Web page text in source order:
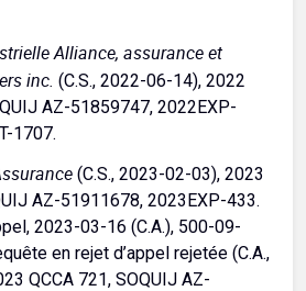
Alliance, assurance et
inc. (C.S., 2022-06-14), 2022
AZ-51859747, 2022EXP-
1707.
(C.S., 2023-02-03), 2023
AZ-51911678, 2023EXP-433.
2023-03-16 (C.A.), 500-09-
en rejet d’appel rejetée (C.A.,
QCCA 721, SOQUIJ AZ-